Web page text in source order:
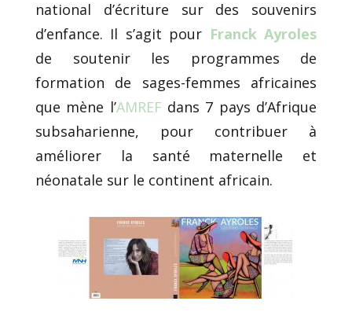
national d’écriture sur des souvenirs
d’enfance. Il s’agit pour Franck Ayroles
de soutenir les programmes de
formation de sages-femmes africaines
que mène l’AMREF dans 7 pays d’Afrique
subsaharienne, pour contribuer à
améliorer la santé maternelle et
néonatale sur le continent africain.